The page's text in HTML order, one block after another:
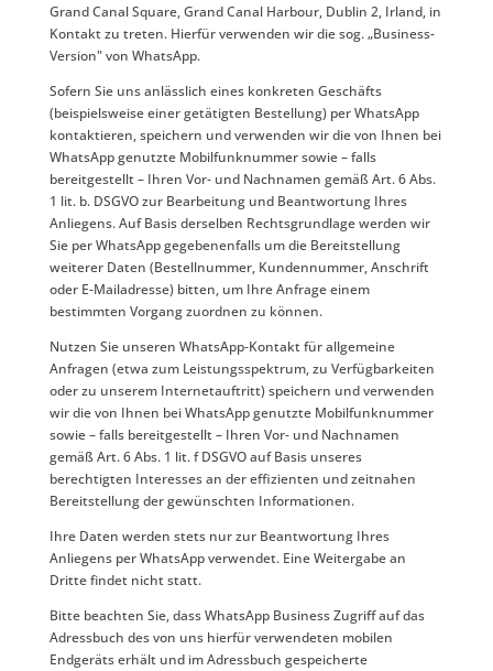
Grand Canal Square, Grand Canal Harbour, Dublin 2, Irland, in
Kontakt zu treten. Hierfür verwenden wir die sog. „Business-
Version" von WhatsApp.
Sofern Sie uns anlässlich eines konkreten Geschäfts
(beispielsweise einer getätigten Bestellung) per WhatsApp
kontaktieren, speichern und verwenden wir die von Ihnen bei
WhatsApp genutzte Mobilfunknummer sowie – falls
bereitgestellt – Ihren Vor- und Nachnamen gemäß Art. 6 Abs.
1 lit. b. DSGVO zur Bearbeitung und Beantwortung Ihres
Anliegens. Auf Basis derselben Rechtsgrundlage werden wir
Sie per WhatsApp gegebenenfalls um die Bereitstellung
weiterer Daten (Bestellnummer, Kundennummer, Anschrift
oder E-Mailadresse) bitten, um Ihre Anfrage einem
bestimmten Vorgang zuordnen zu können.
Nutzen Sie unseren WhatsApp-Kontakt für allgemeine
Anfragen (etwa zum Leistungsspektrum, zu Verfügbarkeiten
oder zu unserem Internetauftritt) speichern und verwenden
wir die von Ihnen bei WhatsApp genutzte Mobilfunknummer
sowie – falls bereitgestellt – Ihren Vor- und Nachnamen
gemäß Art. 6 Abs. 1 lit. f DSGVO auf Basis unseres
berechtigten Interesses an der effizienten und zeitnahen
Bereitstellung der gewünschten Informationen.
Ihre Daten werden stets nur zur Beantwortung Ihres
Anliegens per WhatsApp verwendet. Eine Weitergabe an
Dritte findet nicht statt.
Bitte beachten Sie, dass WhatsApp Business Zugriff auf das
Adressbuch des von uns hierfür verwendeten mobilen
Endgeräts erhält und im Adressbuch gespeicherte